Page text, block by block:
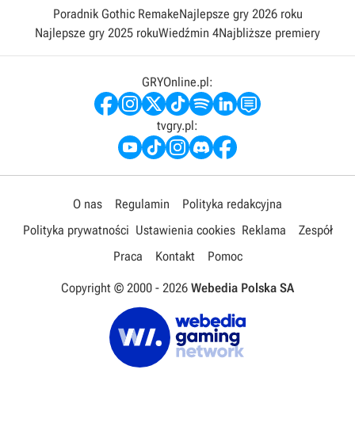
Poradnik Gothic RemakeNajlepsze gry 2026 roku
Najlepsze gry 2025 rokuWiedźmin 4Najbliższe premiery
GRYOnline.pl:
tvgry.pl:
O nas Regulamin
Polityka redakcyjna
Polityka prywatności Ustawienia cookies Reklama
Zespół
Praca
Kontakt Pomoc
Copyright © 2000 - 2026 Webedia Polska SA